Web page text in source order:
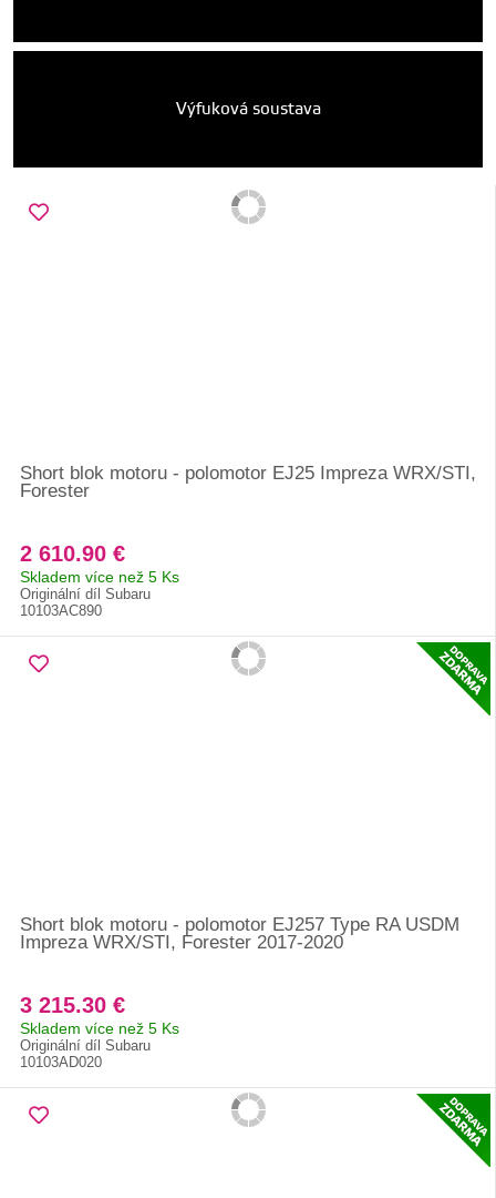
Výfuková soustava
Short blok motoru - polomotor EJ25 Impreza WRX/STI,
Forester
2 610.90 €
Skladem více než 5 Ks
Originální díl Subaru
10103AC890
Short blok motoru - polomotor EJ257 Type RA USDM
Impreza WRX/STI, Forester 2017-2020
3 215.30 €
Skladem více než 5 Ks
Originální díl Subaru
10103AD020